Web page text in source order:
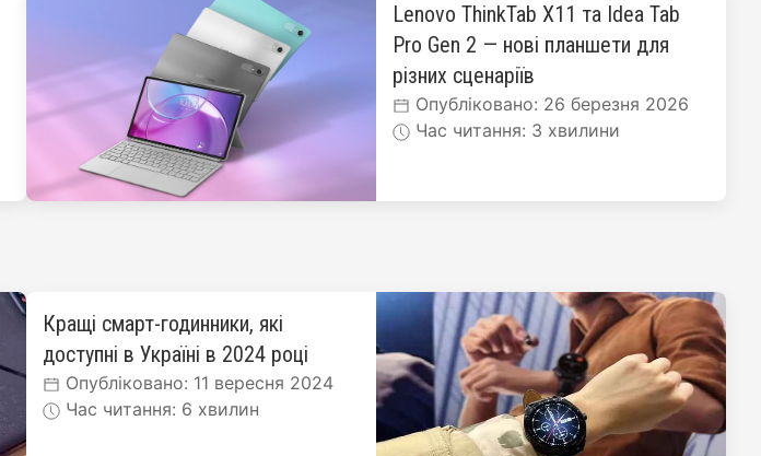
Lenovo ThinkTab X11 та Idea Tab
Pro Gen 2 — нові планшети для
різних сценаріїв
Опубліковано: 26 березня 2026
Час читання: 3 хвилини
Кращі смарт-годинники, які
доступні в Україні в 2024 році
Опубліковано: 11 вересня 2024
Час читання: 6 хвилин